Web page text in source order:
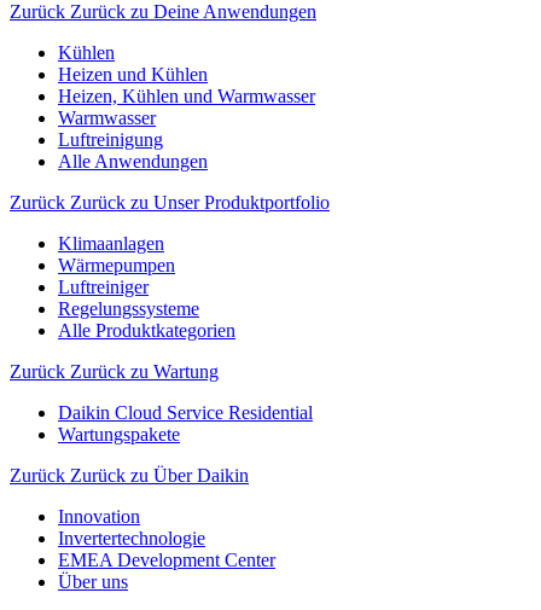
Zurück Zurück zu Deine Anwendungen
Kühlen
Heizen und Kühlen
Heizen, Kühlen und Warmwasser
Warmwasser
Luftreinigung
Alle Anwendungen
Zurück Zurück zu Unser Produktportfolio
Klimaanlagen
Wärmepumpen
Luftreiniger
Regelungssysteme
Alle Produktkategorien
Zurück Zurück zu Wartung
Daikin Cloud Service Residential
Wartungspakete
Zurück Zurück zu Über Daikin
Innovation
Invertertechnologie
EMEA Development Center
Über uns